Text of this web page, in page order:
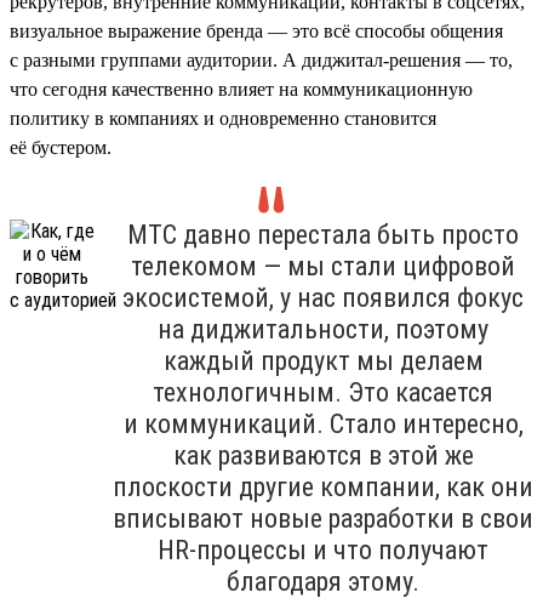
визуальное выражение бренда — это всё способы общения
с разными группами аудитории. А диджитал-решения — то,
что сегодня качественно влияет на коммуникационную
политику в компаниях и одновременно становится
её бустером.
МТС давно перестала быть просто
телекомом — мы стали цифровой
экосистемой, у нас появился фокус
на диджитальности, поэтому
каждый продукт мы делаем
технологичным. Это касается
и коммуникаций. Стало интересно,
как развиваются в этой же
плоскости другие компании, как они
вписывают новые разработки в свои
HR-процессы и что получают
благодаря этому.